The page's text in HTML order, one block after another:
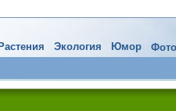
Растения Экология Юмор